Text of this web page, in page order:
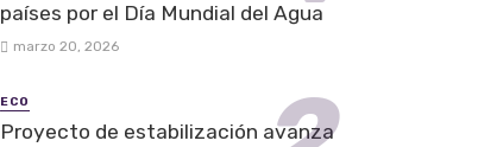
países por el Día Mundial del Agua
marzo 20, 2026
ECO
Proyecto de estabilización avanza